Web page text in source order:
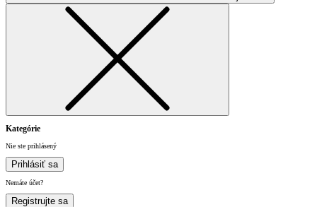
Kategórie
Nie ste prihlásený
Prihlásiť sa
Nemáte účet?
Registrujte sa